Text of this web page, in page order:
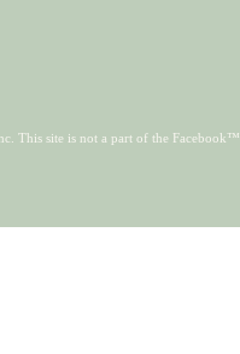
This site is not a part of the Facebook™